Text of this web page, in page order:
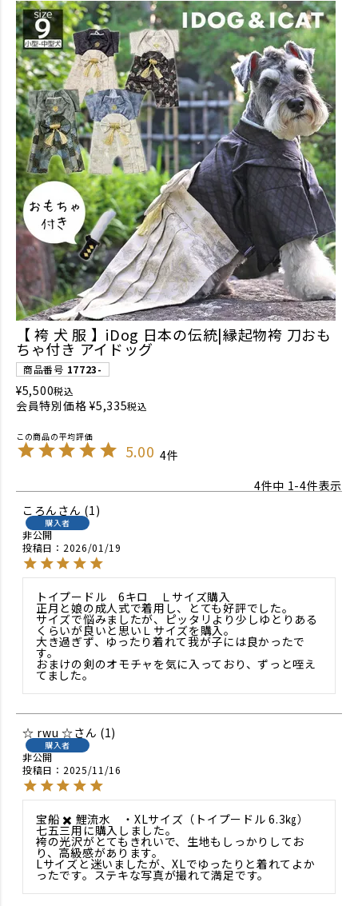
【 袴 犬 服 】iDog 日本の伝統|縁起物袴 刀おも
ちゃ付き アイドッグ
商品番号 17723-
¥5,500税込
会員特別価格 ¥5,335税込
5.00 4
4件中 1-4件表示
ころん
1
購入者
非公開
投稿日
2026/01/19
トイプードル　6キロ　Ｌサイズ購入
正月と娘の成人式で着用し、とても好評でした。
サイズで悩みましたが、ピッタリより少しゆとりある
くらいが良いと思いＬサイズを購入。
大き過ぎず、ゆったり着れて我が子には良かったで
す。
おまけの剣のオモチャを気に入っており、ずっと咥え
てました。
☆ rwu ☆ 1
購入者
非公開
投稿日
2025/11/16
宝船 ✖️ 鯉流水　・XLサイズ（トイプードル 6.3㎏）
七五三用に購入しました。
袴の光沢がとてもきれいで、生地もしっかりしてお
り、高級感があります。
Lサイズと迷いましたが、XLでゆったりと着れてよか
ったです。ステキな写真が撮れて満足です。